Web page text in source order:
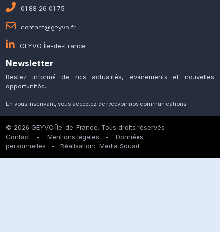
01 88 26 01 75
contact@geyvo.fr
GEYVO Île-de-France
Newsletter
Restez informé de nos actualités, événements et nouvelles
opportunités.
En vous inscrivant, vous acceptez de recevoir nos communications.
© 2026 GEYVO Île-de-France. Tous droits réservés.
Contact - Mentions légales - Données
personnelles - Réalisation: Media Squad